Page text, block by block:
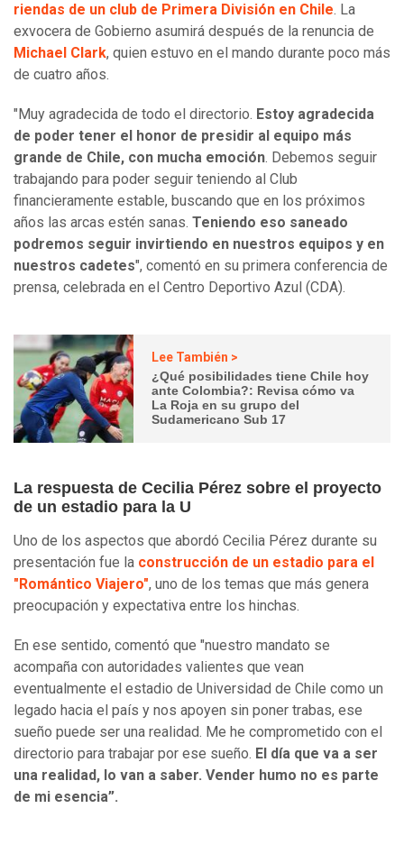
riendas de un club de Primera División en Chile. La
exvocera de Gobierno asumirá después de la renuncia de
Michael Clark, quien estuvo en el mando durante poco más
de cuatro años.
"Muy agradecida de todo el directorio. Estoy agradecida
de poder tener el honor de presidir al equipo más
grande de Chile, con mucha emoción. Debemos seguir
trabajando para poder seguir teniendo al Club
financieramente estable, buscando que en los próximos
años las arcas estén sanas. Teniendo eso saneado
podremos seguir invirtiendo en nuestros equipos y en
nuestros cadetes", comentó en su primera conferencia de
prensa, celebrada en el Centro Deportivo Azul (CDA).
Lee También >
¿Qué posibilidades tiene Chile hoy
ante Colombia?: Revisa cómo va
La Roja en su grupo del
Sudamericano Sub 17
La respuesta de Cecilia Pérez sobre el proyecto
de un estadio para la U
Uno de los aspectos que abordó Cecilia Pérez durante su
presentación fue la construcción de un estadio para el
"Romántico Viajero", uno de los temas que más genera
preocupación y expectativa entre los hinchas.
En ese sentido, comentó que "nuestro mandato se
acompaña con autoridades valientes que vean
eventualmente el estadio de Universidad de Chile como un
legado hacia el país y nos apoyen sin poner trabas, ese
sueño puede ser una realidad. Me he comprometido con el
directorio para trabajar por ese sueño. El día que va a ser
una realidad, lo van a saber. Vender humo no es parte
de mi esencia”.